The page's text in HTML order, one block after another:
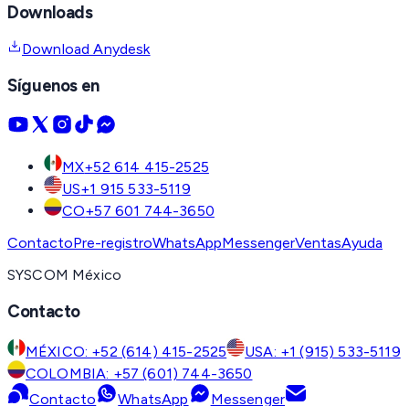
Downloads
Download Anydesk
Síguenos en
MX+52 614 415-2525
US+1 915 533-5119
CO+57 601 744-3650
ContactoPre-registroWhatsAppMessengerVentasAyuda
SYSCOM México
Contacto
MÉXICO: +52 (614) 415-2525
USA: +1 (915) 533-5119
COLOMBIA: +57 (601) 744-3650
Contacto
WhatsApp Messenger